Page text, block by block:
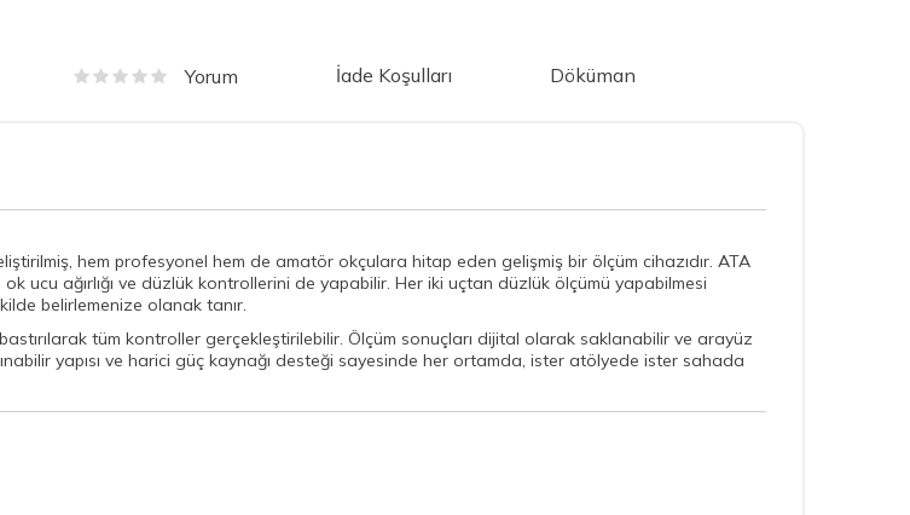
Yorum İade Koşulları Döküman
hem profesyonel hem de amatör okçulara hitap eden gelişmiş bir ölçüm cihazıdır. ATA
ucu ağırlığı ve düzlük kontrollerini de yapabilir. Her iki uçtan düzlük ölçümü yapabilmesi
belirlemenize olanak tanır.
tüm kontroller gerçekleştirilebilir. Ölçüm sonuçları dijital olarak saklanabilir ve arayüz
yapısı ve harici güç kaynağı desteği sayesinde her ortamda, ister atölyede ister sahada